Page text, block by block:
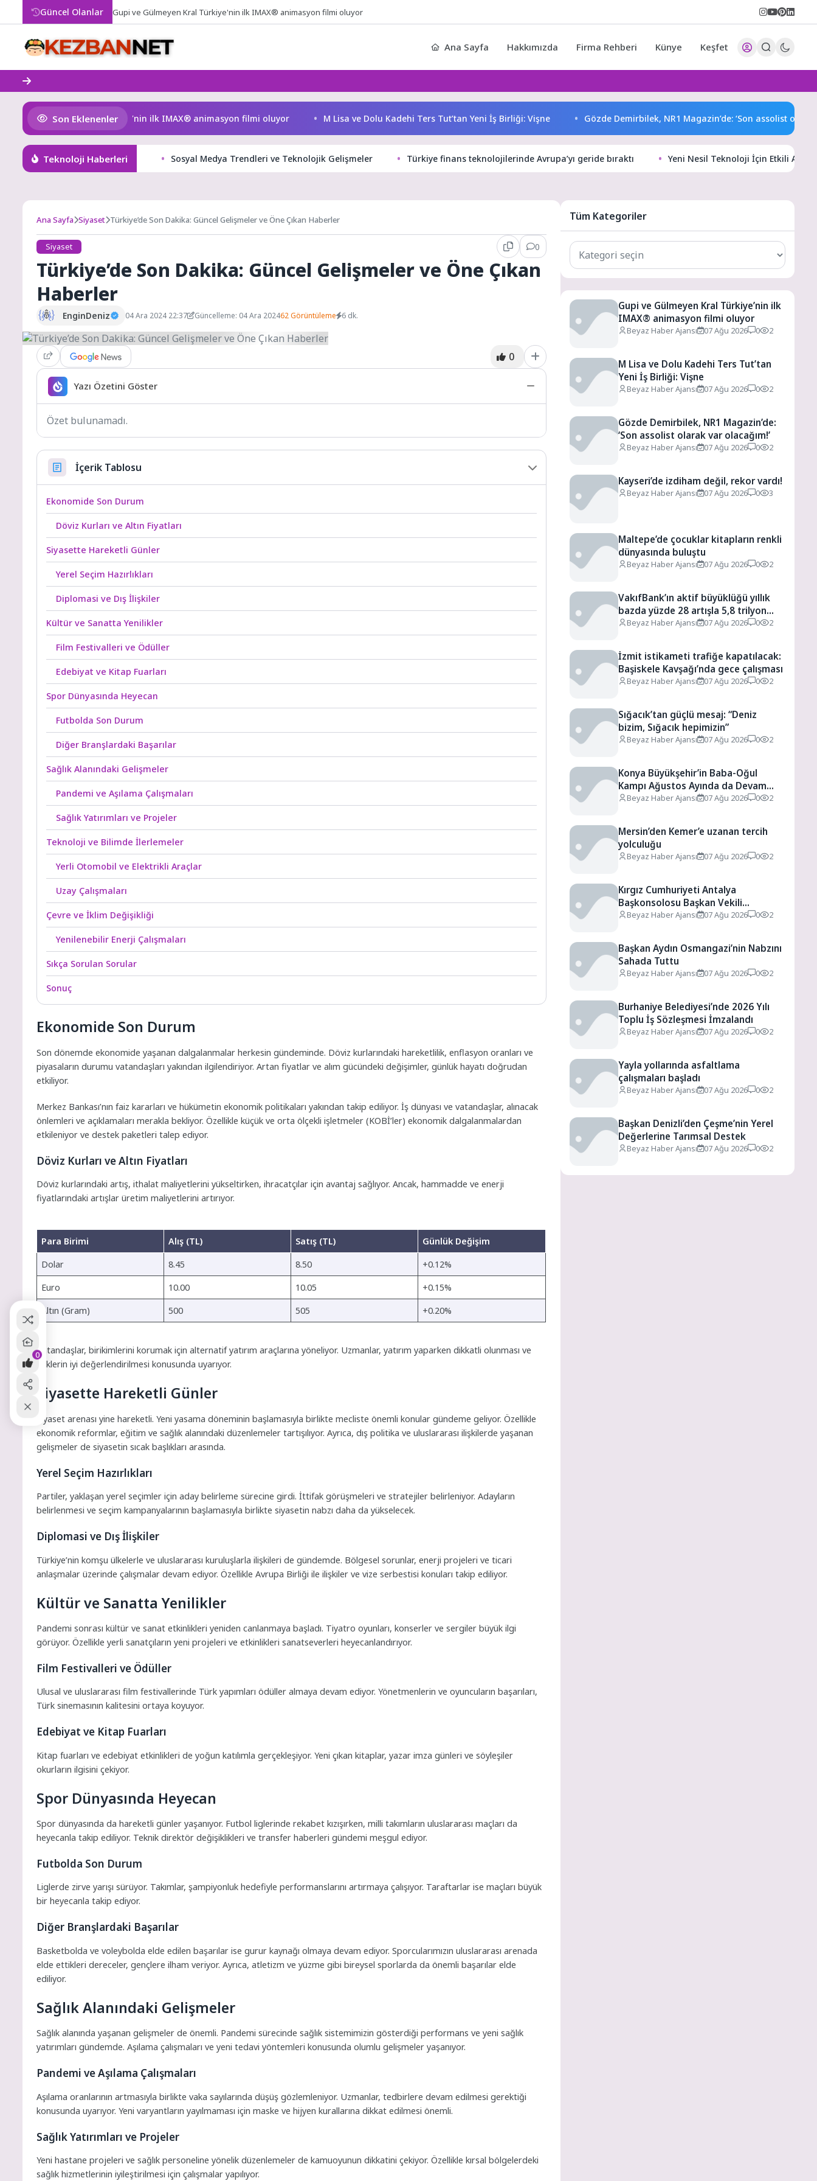
Güncel Olanlar Gupi ve Gülmeyen Kral Türkiye'nin ilk IMAX® animasyon filmi oluyor
Ana Sayfa Hakkımızda Firma Rehberi Künye Keşfet
Son Eklenenler
Gülmeyen Kral Türkiye’nin ilk IMAX® animasyon filmi oluyor M Lisa ve Dolu Kadehi Ters Tut’tan Yeni İş Birliği: Vişne Gözde Demirbilek, NR1 Magazin’de: ‘Son assolist olarak var
Teknoloji Haberleri Sosyal Medya Trendleri ve Teknolojik Gelişmeler Türkiye finans teknolojilerinde Avrupa’yı geride bıraktı Yeni Nesil Teknoloji İçin Etkili
Ana Sayfa Siyaset Türkiye’de Son Dakika: Güncel Gelişmeler ve Öne Çıkan Haberler
Siyaset 0
Türkiye’de Son Dakika: Güncel Gelişmeler ve Öne Çıkan
Haberler
EnginDeniz 04 Ara 2024 22:37 Güncelleme: 04 Ara 202462 Görüntüleme 6 dk.
0
Yazı Özetini Göster
Özet bulunamadı.
İçerik Tablosu
Ekonomide Son Durum
Döviz Kurları ve Altın Fiyatları
Siyasette Hareketli Günler
Yerel Seçim Hazırlıkları
Diplomasi ve Dış İlişkiler
Kültür ve Sanatta Yenilikler
Film Festivalleri ve Ödüller
Edebiyat ve Kitap Fuarları
Spor Dünyasında Heyecan
Futbolda Son Durum
Diğer Branşlardaki Başarılar
Sağlık Alanındaki Gelişmeler
Pandemi ve Aşılama Çalışmaları
Sağlık Yatırımları ve Projeler
Teknoloji ve Bilimde İlerlemeler
Yerli Otomobil ve Elektrikli Araçlar
Uzay Çalışmaları
Çevre ve İklim Değişikliği
Yenilenebilir Enerji Çalışmaları
Sıkça Sorulan Sorular
Sonuç
Ekonomide Son Durum
Son dönemde ekonomide yaşanan dalgalanmalar herkesin gündeminde. Döviz kurlarındaki hareketlilik, enflasyon oranları ve
piyasaların durumu vatandaşları yakından ilgilendiriyor. Artan fiyatlar ve alım gücündeki değişimler, günlük hayatı doğrudan
etkiliyor.
Merkez Bankası’nın faiz kararları ve hükümetin ekonomik politikaları yakından takip ediliyor. İş dünyası ve vatandaşlar, alınacak
önlemleri ve açıklamaları merakla bekliyor. Özellikle küçük ve orta ölçekli işletmeler (KOBİ’ler) ekonomik dalgalanmalardan
etkileniyor ve destek paketleri talep ediyor.
Döviz Kurları ve Altın Fiyatları
Döviz kurlarındaki artış, ithalat maliyetlerini yükseltirken, ihracatçılar için avantaj sağlıyor. Ancak, hammadde ve enerji
fiyatlarındaki artışlar üretim maliyetlerini artırıyor.
Para Birimi Alış (TL) Satış (TL)
Günlük Değişim
Dolar
8.45 8.50
+0.12%
Euro
10.00 10.05
+0.15%
Altın (Gram)
500 505 +0.20%
Vatandaşlar, birikimlerini korumak için alternatif yatırım araçlarına yöneliyor. Uzmanlar, yatırım yaparken dikkatli olunması ve
risklerin iyi değerlendirilmesi konusunda uyarıyor.
Siyasette Hareketli Günler
Siyaset arenası yine hareketli. Yeni yasama döneminin başlamasıyla birlikte mecliste önemli konular gündeme geliyor. Özellikle
ekonomik reformlar, eğitim ve sağlık alanındaki düzenlemeler tartışılıyor. Ayrıca, dış politika ve uluslararası ilişkilerde yaşanan
gelişmeler de siyasetin sıcak başlıkları arasında.
Yerel Seçim Hazırlıkları
Partiler, yaklaşan yerel seçimler için aday belirleme sürecine girdi. İttifak görüşmeleri ve stratejiler belirleniyor. Adayların
belirlenmesi ve seçim kampanyalarının başlamasıyla birlikte siyasetin nabzı daha da yükselecek.
Diplomasi ve Dış İlişkiler
Türkiye’nin komşu ülkelerle ve uluslararası kuruluşlarla ilişkileri de gündemde. Bölgesel sorunlar, enerji projeleri ve ticari
anlaşmalar üzerinde çalışmalar devam ediyor. Özellikle Avrupa Birliği ile ilişkiler ve vize serbestisi konuları takip ediliyor.
Kültür ve Sanatta Yenilikler
Pandemi sonrası kültür ve sanat etkinlikleri yeniden canlanmaya başladı. Tiyatro oyunları, konserler ve sergiler büyük ilgi
görüyor. Özellikle yerli sanatçıların yeni projeleri ve etkinlikleri sanatseverleri heyecanlandırıyor.
Film Festivalleri ve Ödüller
Ulusal ve uluslararası film festivallerinde Türk yapımları ödüller almaya devam ediyor. Yönetmenlerin ve oyuncuların başarıları,
Türk sinemasının kalitesini ortaya koyuyor.
Edebiyat ve Kitap Fuarları
Kitap fuarları ve edebiyat etkinlikleri de yoğun katılımla gerçekleşiyor. Yeni çıkan kitaplar, yazar imza günleri ve söyleşiler
okurların ilgisini çekiyor.
Spor Dünyasında Heyecan
Spor dünyasında da hareketli günler yaşanıyor. Futbol liglerinde rekabet kızışırken, milli takımların uluslararası maçları da
heyecanla takip ediliyor. Teknik direktör değişiklikleri ve transfer haberleri gündemi meşgul ediyor.
Futbolda Son Durum
Liglerde zirve yarışı sürüyor. Takımlar, şampiyonluk hedefiyle performanslarını artırmaya çalışıyor. Taraftarlar ise maçları büyük
bir heyecanla takip ediyor.
Diğer Branşlardaki Başarılar
Basketbolda ve voleybolda elde edilen başarılar ise gurur kaynağı olmaya devam ediyor. Sporcularımızın uluslararası arenada
elde ettikleri dereceler, gençlere ilham veriyor. Ayrıca, atletizm ve yüzme gibi bireysel sporlarda da önemli başarılar elde
ediliyor.
Sağlık Alanındaki Gelişmeler
Sağlık alanında yaşanan gelişmeler de önemli. Pandemi sürecinde sağlık sistemimizin gösterdiği performans ve yeni sağlık
yatırımları gündemde. Aşılama çalışmaları ve yeni tedavi yöntemleri konusunda olumlu gelişmeler yaşanıyor.
Pandemi ve Aşılama Çalışmaları
Aşılama oranlarının artmasıyla birlikte vaka sayılarında düşüş gözlemleniyor. Uzmanlar, tedbirlere devam edilmesi gerektiği
konusunda uyarıyor. Yeni varyantların yayılmaması için maske ve hijyen kurallarına dikkat edilmesi önemli.
Sağlık Yatırımları ve Projeler
Yeni hastane projeleri ve sağlık personeline yönelik düzenlemeler de kamuoyunun dikkatini çekiyor. Özellikle kırsal bölgelerdeki
sağlık hizmetlerinin iyileştirilmesi için çalışmalar yapılıyor.
Tüm Kategoriler
Tüm
Kategoriler
Gupi ve Gülmeyen Kral Türkiye’nin ilk
IMAX® animasyon filmi oluyor
Beyaz Haber Ajansı 07 Ağu 2026 0 2
M Lisa ve Dolu Kadehi Ters Tut’tan
Yeni İş Birliği: Vişne
Beyaz Haber Ajansı 07 Ağu 2026 0 2
Gözde Demirbilek, NR1 Magazin’de:
‘Son assolist olarak var olacağım!’
Beyaz Haber Ajansı 07 Ağu 2026 0 2
Kayseri’de izdiham değil, rekor vardı!
Beyaz Haber Ajansı 07 Ağu 2026 0 3
Maltepe’de çocuklar kitapların renkli
dünyasında buluştu
Beyaz Haber Ajansı 07 Ağu 2026 0 2
VakıfBank’ın aktif büyüklüğü yıllık
bazda yüzde 28 artışla 5,8 trilyon
TL’yi aştı
Beyaz Haber Ajansı 07 Ağu 2026 0 2
İzmit istikameti trafiğe kapatılacak:
Başiskele Kavşağı’nda gece çalışması
Beyaz Haber Ajansı 07 Ağu 2026 0 2
Sığacık’tan güçlü mesaj: “Deniz
bizim, Sığacık hepimizin”
Beyaz Haber Ajansı 07 Ağu 2026 0 2
Konya Büyükşehir’in Baba-Oğul
Kampı Ağustos Ayında da Devam
Edecek
Beyaz Haber Ajansı 07 Ağu 2026 0 2
Mersin’den Kemer’e uzanan tercih
yolculuğu
Beyaz Haber Ajansı 07 Ağu 2026 0 2
Kırgız Cumhuriyeti Antalya
Başkonsolosu Başkan Vekili
Özdemir’i ziyaret etti
Beyaz Haber Ajansı 07 Ağu 2026 0 2
Başkan Aydın Osmangazi’nin Nabzını
Sahada Tuttu
Beyaz Haber Ajansı 07 Ağu 2026 0 2
Burhaniye Belediyesi’nde 2026 Yılı
Toplu İş Sözleşmesi İmzalandı
Beyaz Haber Ajansı 07 Ağu 2026 0 2
Yayla yollarında asfaltlama
çalışmaları başladı
Beyaz Haber Ajansı 07 Ağu 2026 0 2
Başkan Denizli’den Çeşme’nin Yerel
Değerlerine Tarımsal Destek
Beyaz Haber Ajansı 07 Ağu 2026 0 2
0